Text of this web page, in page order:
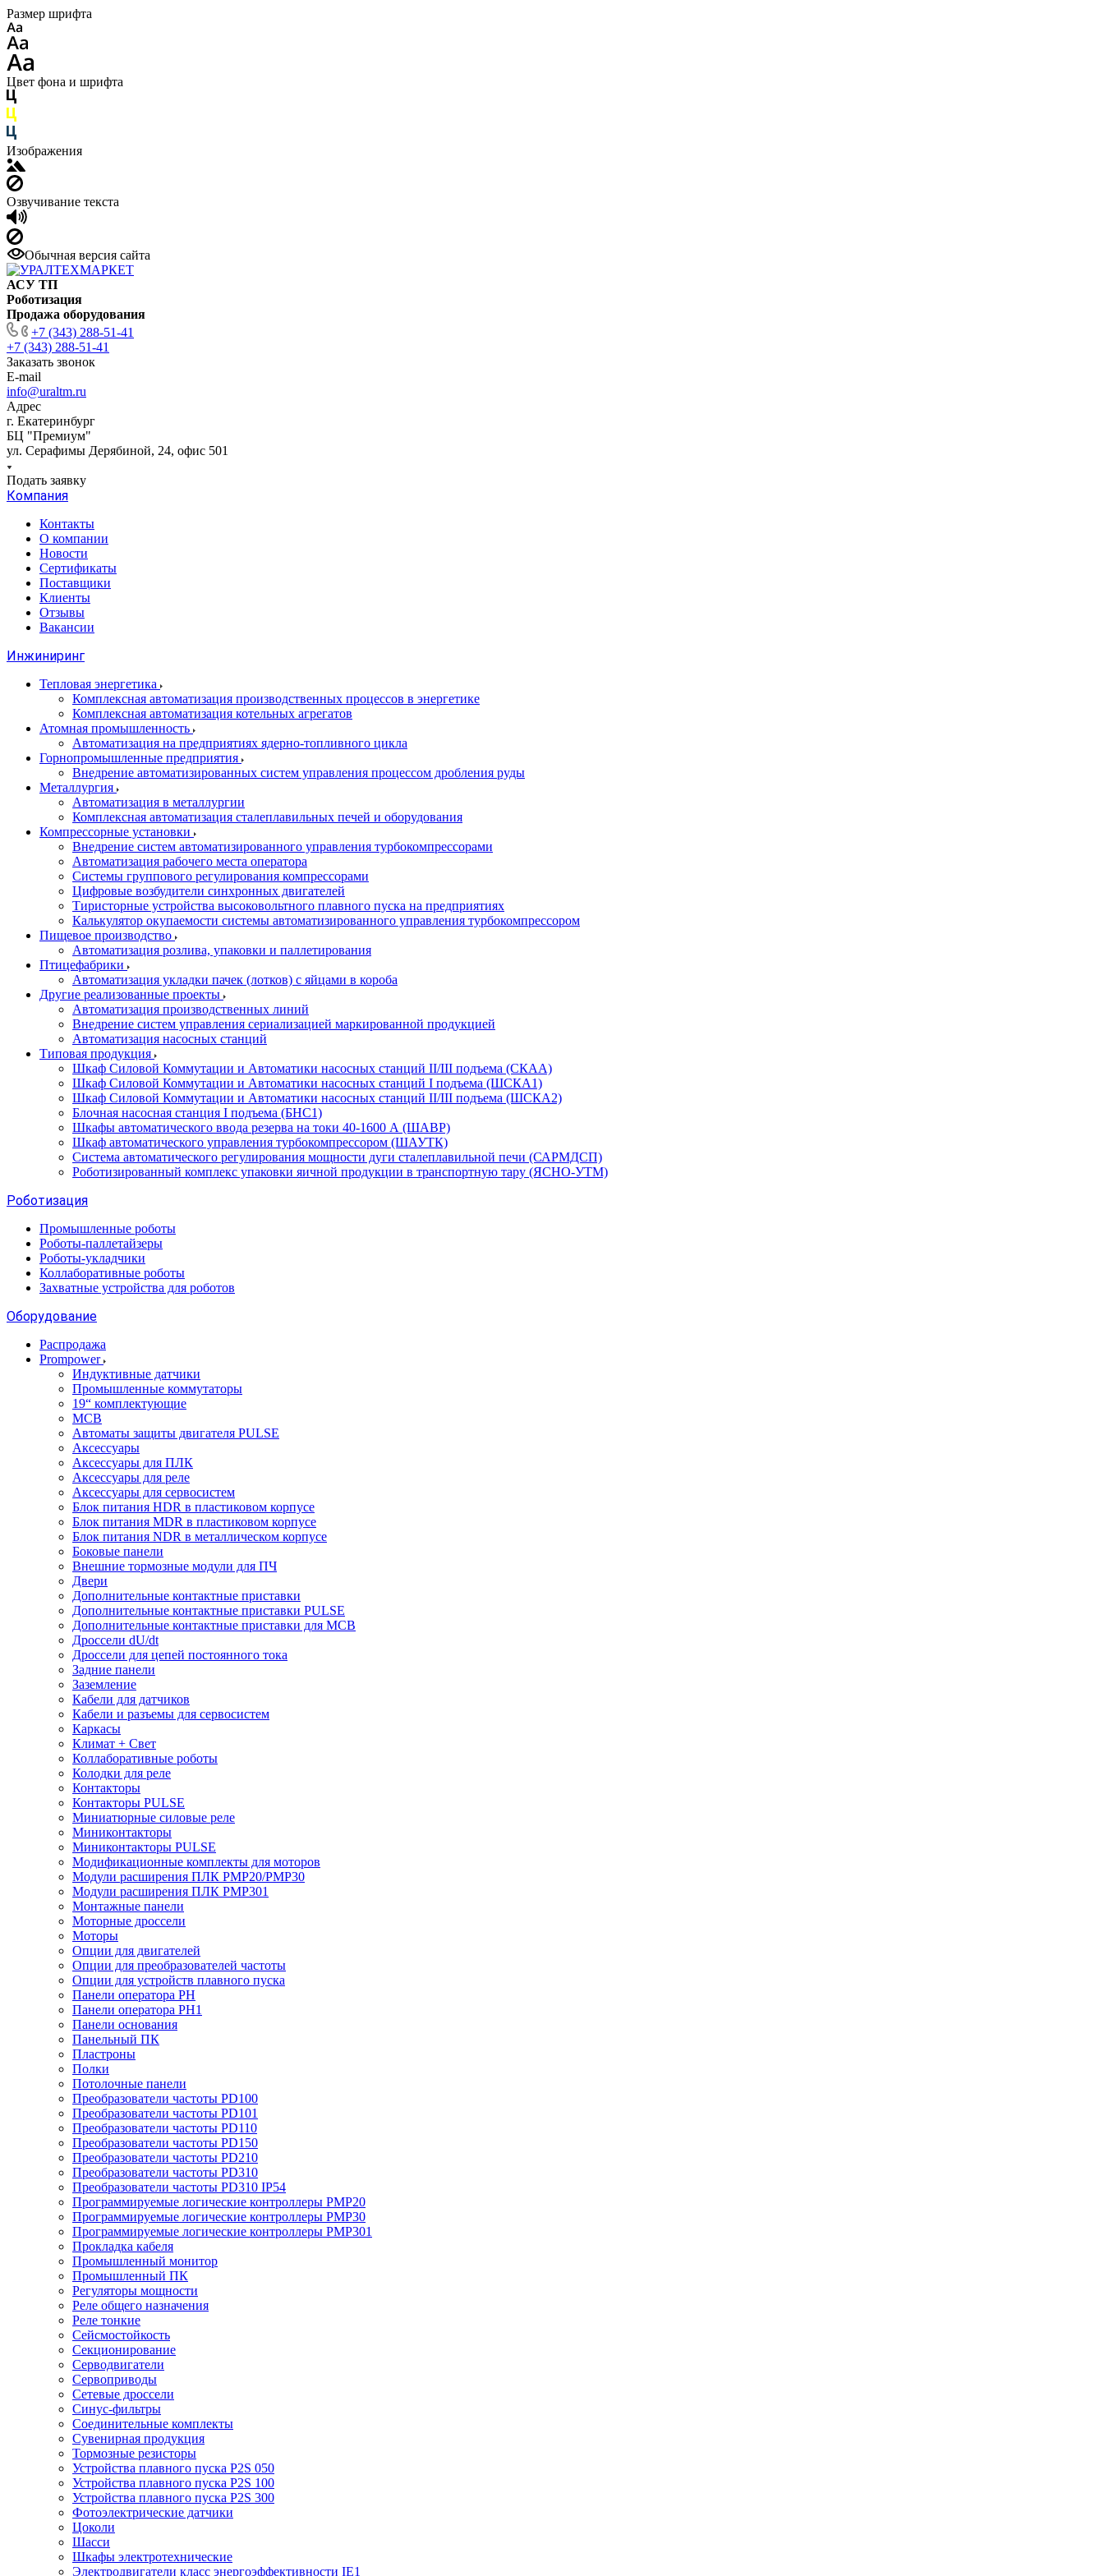
Размер шрифта
Цвет фона и шрифта
Изображения
Озвучивание текста
Обычная версия сайта
АСУ ТП
Роботизация
Продажа оборудования
+7 (343) 288-51-41
+7 (343) 288-51-41
Заказать звонок
E-mail
info@uraltm.ru
Адрес
г. Екатеринбург
БЦ "Премиум"
ул. Серафимы Дерябиной, 24, офис 501
Подать заявку
Компания
Контакты
О компании
Новости
Сертификаты
Поставщики
Клиенты
Отзывы
Вакансии
Инжиниринг
Тепловая энергетика
Комплексная автоматизация производственных процессов в энергетике
Комплексная автоматизация котельных агрегатов
Атомная промышленность
Автоматизация на предприятиях ядерно-топливного цикла
Горнопромышленные предприятия
Внедрение автоматизированных систем управления процессом дробления руды
Металлургия
Автоматизация в металлургии
Комплексная автоматизация сталеплавильных печей и оборудования
Компрессорные установки
Внедрение систем автоматизированного управления турбокомпрессорами
Автоматизация рабочего места оператора
Системы группового регулирования компрессорами
Цифровые возбудители синхронных двигателей
Тиристорные устройства высоковольтного плавного пуска на предприятиях
Калькулятор окупаемости системы автоматизированного управления турбокомпрессором
Пищевое производство
Автоматизация розлива, упаковки и паллетирования
Птицефабрики
Автоматизация укладки пачек (лотков) с яйцами в короба
Другие реализованные проекты
Автоматизация производственных линий
Внедрение систем управления сериализацией маркированной продукцией
Автоматизация насосных станций
Типовая продукция
Шкаф Силовой Коммутации и Автоматики насосных станций II/III подъема (СКАА)
Шкаф Силовой Коммутации и Автоматики насосных станций I подъема (ШСКА1)
Шкаф Силовой Коммутации и Автоматики насосных станций II/III подъема (ШСКА2)
Блочная насосная станция I подъема (БНС1)
Шкафы автоматического ввода резерва на токи 40-1600 А (ШАВР)
Шкаф автоматического управления турбокомпрессором (ШАУТК)
Система автоматического регулирования мощности дуги сталеплавильной печи (САРМДСП)
Роботизированный комплекс упаковки яичной продукции в транспортную тару (ЯСНО-УТМ)
Роботизация
Промышленные роботы
Роботы-паллетайзеры
Роботы-укладчики
Коллаборативные роботы
Захватные устройства для роботов
Оборудование
Распродажа
Prompower
Индуктивные датчики
Промышленные коммутаторы
19“ комплектующие
MCB
Автоматы защиты двигателя PULSE
Аксессуары
Аксессуары для ПЛК
Аксессуары для реле
Аксессуары для сервосистем
Блок питания HDR в пластиковом корпусе
Блок питания MDR в пластиковом корпусе
Блок питания NDR в металлическом корпусе
Боковые панели
Внешние тормозные модули для ПЧ
Двери
Дополнительные контактные приставки
Дополнительные контактные приставки PULSE
Дополнительные контактные приставки для MCB
Дроссели dU/dt
Дроссели для цепей постоянного тока
Задние панели
Заземление
Кабели для датчиков
Кабели и разъемы для сервосистем
Каркасы
Климат + Свет
Коллаборативные роботы
Колодки для реле
Контакторы
Контакторы PULSE
Миниатюрные силовые реле
Миниконтакторы
Миниконтакторы PULSE
Модификационные комплекты для моторов
Модули расширения ПЛК PMP20/PMP30
Модули расширения ПЛК PMP301
Монтажные панели
Моторные дроссели
Моторы
Опции для двигателей
Опции для преобразователей частоты
Опции для устройств плавного пуска
Панели оператора PH
Панели оператора PH1
Панели основания
Панельный ПК
Пластроны
Полки
Потолочные панели
Преобразователи частоты PD100
Преобразователи частоты PD101
Преобразователи частоты PD110
Преобразователи частоты PD150
Преобразователи частоты PD210
Преобразователи частоты PD310
Преобразователи частоты PD310 IP54
Программируемые логические контроллеры PMP20
Программируемые логические контроллеры PMP30
Программируемые логические контроллеры PMP301
Прокладка кабеля
Промышленный монитор
Промышленный ПК
Регуляторы мощности
Реле общего назначения
Реле тонкие
Сейсмостойкость
Секционирование
Серводвигатели
Сервоприводы
Сетевые дроссели
Синус-фильтры
Соединительные комплекты
Сувенирная продукция
Тормозные резисторы
Устройства плавного пуска P2S 050
Устройства плавного пуска P2S 100
Устройства плавного пуска P2S 300
Фотоэлектрические датчики
Цоколи
Шасси
Шкафы электротехнические
Электродвигатели класс энергоэффективности IE1